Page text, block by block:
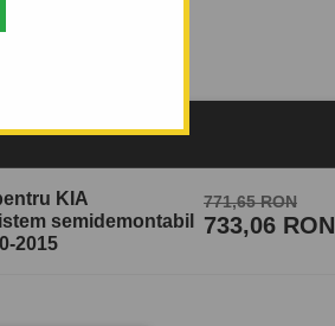
KIA
semidemontabil
2015
771,65 RON
733,06 RON